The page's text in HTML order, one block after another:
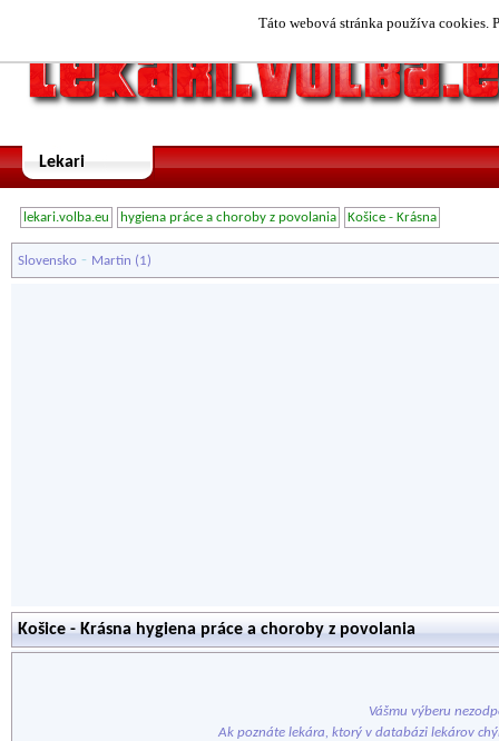
Táto webová stránka používa cookies.
Lekari
lekari.volba.eu hygiena práce a choroby z povolania Košice - Krásna
Slovensko - Martin (1)
Košice - Krásna hygiena práce a choroby z povolania
Vášmu výberu
Ak poznáte lekára, ktorý v databázi lekárov